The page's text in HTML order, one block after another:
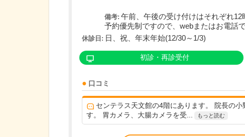
備考: 午前、午後の受け付けはそれぞれ12
予約優先制ですので、webまたはお電話
休診日: 日、祝、年末年始(12/30～1/3)
初診・再診受付
口コミ
センテラス天文館の4階にあります。 院長の
す。 胃カメラ、大腸カメラを受...
もっと読む